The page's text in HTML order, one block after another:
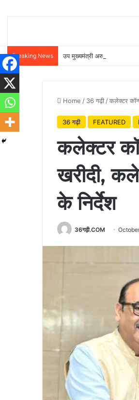
Breaking News उप मुख्यमंत्री अरुण साव ने किया
Home / 36 गढ़ी /कलेक्टर
36 गढ़ी FEATURED
कलेक्टर
खरीदी,
के निर्देश
36गढ़ी.COM